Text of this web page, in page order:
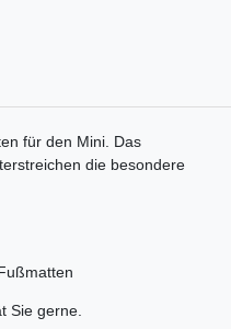
für den Mini. Das
die besondere
Sie gerne.